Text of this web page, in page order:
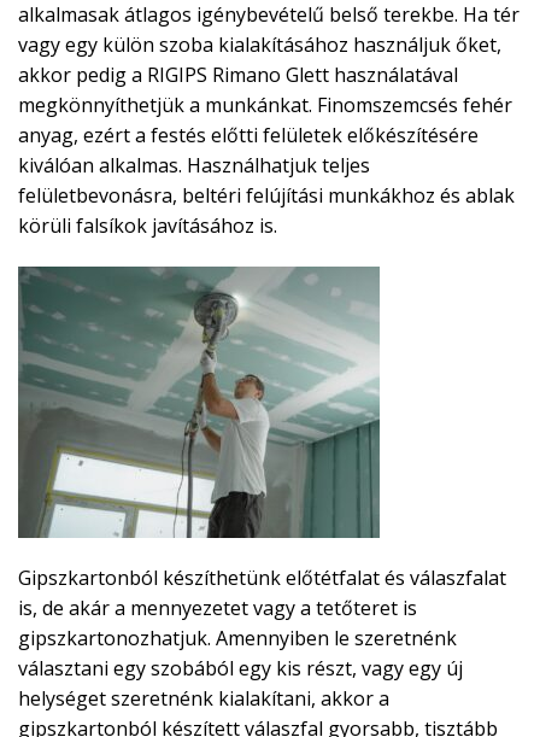
alkalmasak átlagos igénybevételű belső terekbe. Ha tér
vagy egy külön szoba kialakításához használjuk őket,
akkor pedig a RIGIPS Rimano Glett használatával
megkönnyíthetjük a munkánkat. Finomszemcsés fehér
anyag, ezért a festés előtti felületek előkészítésére
kiválóan alkalmas. Használhatjuk teljes
felületbevonásra, beltéri felújítási munkákhoz és ablak
körüli falsíkok javításához is.
Gipszkartonból készíthetünk előtétfalat és válaszfalat
is, de akár a mennyezetet vagy a tetőteret is
gipszkartonozhatjuk. Amennyiben le szeretnénk
választani egy szobából egy kis részt, vagy egy új
helységet szeretnénk kialakítani, akkor a
gipszkartonból készített válaszfal gyorsabb, tisztább